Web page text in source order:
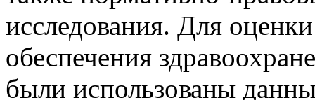
исследования. Для
обеспечения
были использованы